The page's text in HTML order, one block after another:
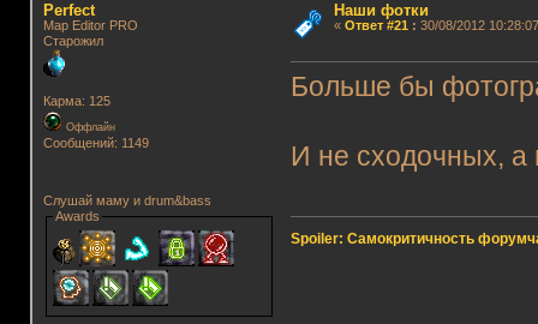
Perfect
Map Editor PRO
Старожил
Карма: 125
Оффлайн
Сообщений: 1149
Слушай маму и drum&bass
Awards
Наши фотки
« Ответ #21 : 30/08/2012
Больше бы
И не сходочных, а
Spoiler: Самокритичность